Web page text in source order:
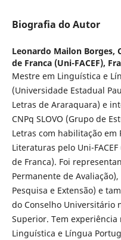
Biografia do Autor
Leonardo Mailon Borges,
de Franca (Uni-FACEF),
Mestre em Linguística e
(Universidade Estadual
Letras de Araraquara) e
CNPq SLOVO (Grupo de
Letras com habilitação em
Literaturas pelo Uni-
de Franca). Foi
Permanente de Avaliação),
Pesquisa e Extensão) e
do Conselho Universitário
Superior. Tem
Linguística e Língua